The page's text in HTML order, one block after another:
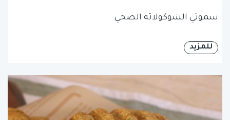
سموثي الشوكولاته الصحي
للمزيد